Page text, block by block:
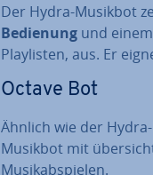
Der Hydra-Musikbot
Bedienung und
Play­lis­ten, aus. Er
Octave Bot
Ähnlich wie der
Musikbot mit
Mu­sikab­spie­len.